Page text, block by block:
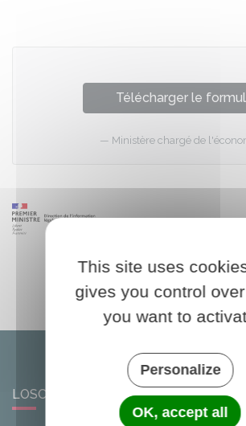
Télécharger le
Ministère chargé de
LOSCOUËT-SUR-MEU
This site uses
gives you control
you want to
Personalize
OK, accept all